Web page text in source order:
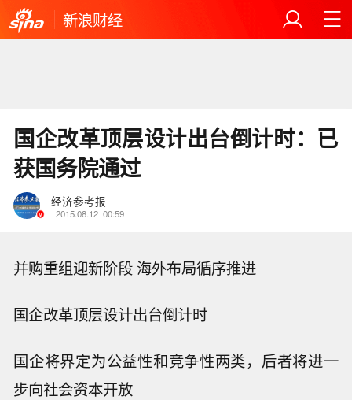
新浪财经
国企改革顶层设计出台倒计时：已
获国务院通过
经济参考报
2015.08.12 00:59
并购重组迎新阶段 海外布局循序推进
国企改革顶层设计出台倒计时
国企将界定为公益性和竞争性两类，后者将进一
步向社会资本开放